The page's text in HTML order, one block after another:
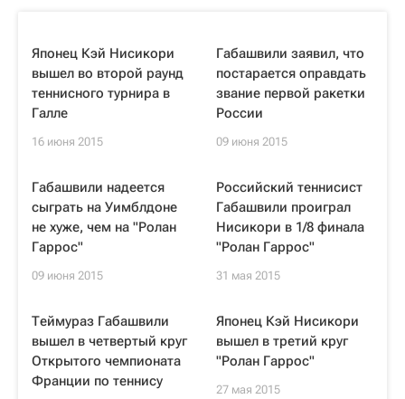
Японец Кэй Нисикори
вышел во второй раунд
теннисного турнира в
Галле
16 июня 2015
Габашвили заявил, что
постарается оправдать
звание первой ракетки
России
09 июня 2015
Габашвили надеется
сыграть на Уимблдоне
не хуже, чем на "Ролан
Гаррос"
09 июня 2015
Российский теннисист
Габашвили проиграл
Нисикори в 1/8 финала
"Ролан Гаррос"
31 мая 2015
Теймураз Габашвили
вышел в четвертый круг
Открытого чемпионата
Франции по теннису
Японец Кэй Нисикори
вышел в третий круг
"Ролан Гаррос"
27 мая 2015